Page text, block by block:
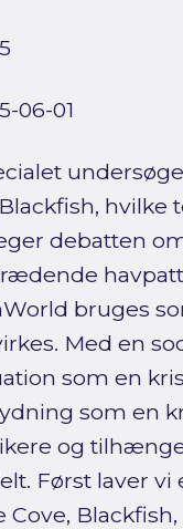
06-01
hvilke
debatten
bruges
Med en
som en
som en
og
Først laver
Cove,